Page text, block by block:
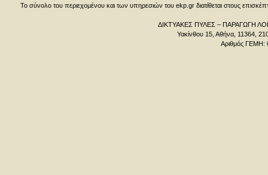
Το σύνολο του περιεχομένου και των υπηρεσιών του ekp.gr διατίθεται στους
ΔΙΚΤΥΑΚΕΣ ΠΥΛΕΣ – ΠΑΡΑΓΩΓΗ
Υακίνθου 15, Αθήνα, 11364,
Αριθμός ΓΕΜΗ: